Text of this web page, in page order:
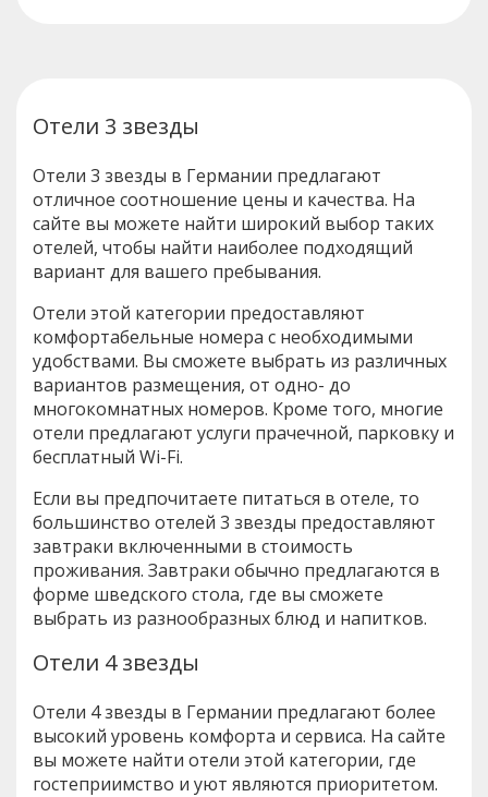
Отели 3 звезды
Отели 3 звезды в Германии предлагают
отличное соотношение цены и качества. На
сайте вы можете найти широкий выбор таких
отелей, чтобы найти наиболее подходящий
вариант для вашего пребывания.
Отели этой категории предоставляют
комфортабельные номера с необходимыми
удобствами. Вы сможете выбрать из различных
вариантов размещения, от одно- до
многокомнатных номеров. Кроме того, многие
отели предлагают услуги прачечной, парковку и
бесплатный Wi-Fi.
Если вы предпочитаете питаться в отеле, то
большинство отелей 3 звезды предоставляют
завтраки включенными в стоимость
проживания. Завтраки обычно предлагаются в
форме шведского стола, где вы сможете
выбрать из разнообразных блюд и напитков.
Отели 4 звезды
Отели 4 звезды в Германии предлагают более
высокий уровень комфорта и сервиса. На сайте
вы можете найти отели этой категории, где
гостеприимство и уют являются приоритетом.